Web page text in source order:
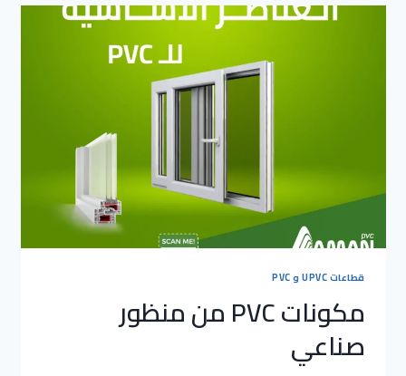
يجب
قطاعات UPVC و PVC
مكونات PVC من منظور
صناعي